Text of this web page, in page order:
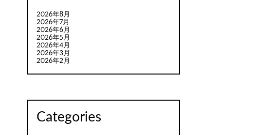
2026年8月
2026年7月
2026年6月
2026年5月
2026年4月
2026年3月
2026年2月
Categories